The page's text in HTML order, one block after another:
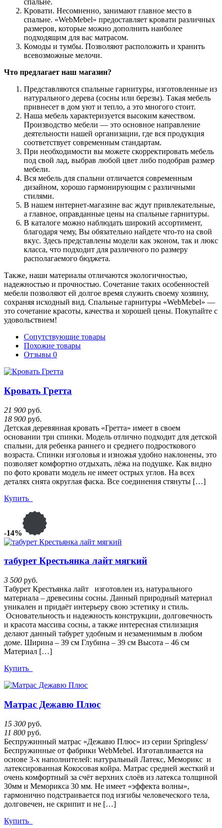
спальне.
Кровати. Несомненно, занимают главное место в
спальне. «WebMebel» предоставляет кровати различных
размеров, которые можно дополнить наиболее
подходящим для вас матрасом.
Комоды и тумбы. Позволяют расположить и хранить
всевозможные мелочи.
Что предлагает наш магазин?
Представляются спальные гарнитуры, изготовленные из
натурального дерева (сосны или березы). Такая мебель
привнесет в дом уют и тепло, а это многого стоит.
Наша мебель характеризуется высоким качеством.
Производство мебели — это основное направление
деятельности нашей организации, где вся продукция
соответствует современным стандартам.
При необходимости вы можете скорректировать мебель
под свой лад, выбрав любой цвет либо подобрав размер
мебели.
Вся мебель для спальни отличается современным
дизайном, хорошо гармонирующим с различными
стилями.
В нашем интернет-магазине вас ждут привлекательные,
а главное, оправданные цены на спальные гарнитуры.
В каталоге можно наблюдать широкий ассортимент,
благодаря чему, Вы обязательно найдете что-то на свой
вкус. Здесь представлены модели как эконом, так и люкс
класса, что подходит для различного по размеру
располагаемого бюджета.
Также, наши материалы отличаются экологичностью,
надежностью и прочностью. Сочетание таких особенностей
мебели позволяют ей долгое время служить своему хозяину,
сохраняя исходный вид. Спальные гарнитуры «WebMebel» —
это сочетание красоты, качества и хорошей цены. Покупайте с
удовольствием!
Сопутствующие товары
Похожие товары
Отзывы 0
Кровать Гретта
21 900 руб.
18 900 руб.
Детская деревянная кровать «Гретта» имеет в своем
основании три спинки. Модель отлично подходит для детской
спальни, для ребенка раннего и среднего подросткового
возраста. Спинки изголовья и изножья удобно наклонены, это
позволяет комфортно отдыхать, лёжа на подушке. Как видно
по фото кровати модель не имеет острых углов. На всех
деталях снята округлая фаска. Все соединения стянуты […]
Купить
-14%
табурет Крестьянка лайт мягкий
3 500 руб.
Табурет Крестьянка лайт изготовлен из, натурального
материала – древесины сосны. Данный природный материал
уникален и придаёт интерьеру свою эстетику и стиль.
Основательность и надежность конструкции, долговечность
и красота массива сосны, а также интересная стилизация
делают данный табурет удобным и незаменимым в любом
доме. Ширина – 39 см Глубина – 39 см Высота – 46 см
Материал […]
Купить
Матрас Дежавю Плюс
15 300 руб.
11 800 руб.
Беспружинный матрас «Дежавю Плюс» из серии Springless/
Беспружинные от фабрики WebMebel. Изготавливается на
основе 3-х наполнителей: натуральный Латекс, Меморикс и
латексированная Кокосовая койра. Матрас средней жесткий и
очень комфортный за счёт верхних слоёв из латекса толщиной
30мм и Меморикса 30 мм. Не имеет «эффекта волны»,
гармонично подстраивается под изгибы человеческого тела,
долговечен, не скрипит и не […]
Купить